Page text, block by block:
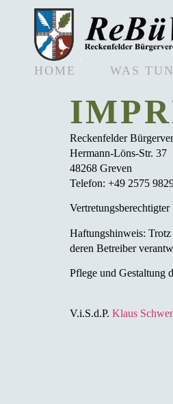
HOME WAS
Reckenfelder
Hermann-Löns-Str. 37
48268 Greven
Telefon: +49 2575
Haftungshinweis:
deren Betreiber
Pflege und Gestaltung
V.i.S.d.P. Klaus